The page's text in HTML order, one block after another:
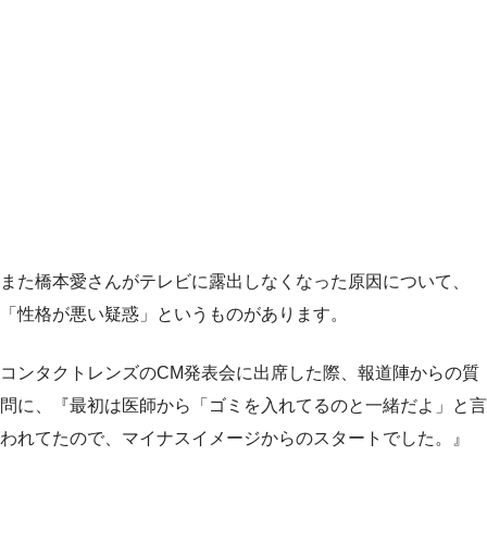
また橋本愛さんがテレビに露出しなくなった原因について、
「性格が悪い疑惑」というものがあります。
コンタクトレンズのCM発表会に出席した際、報道陣からの質
問に、
『最初は医師から「ゴミを入れてるのと一緒だよ」と言
われてたので、マイナスイメージからのスタートでした。』